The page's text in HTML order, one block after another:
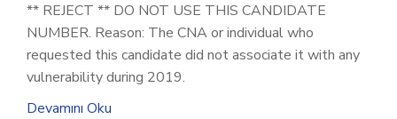
** REJECT ** DO NOT USE THIS CANDIDATE
NUMBER. Reason: The CNA or individual who
requested this candidate did not associate it with any
vulnerability during 2019.
Devamını Oku